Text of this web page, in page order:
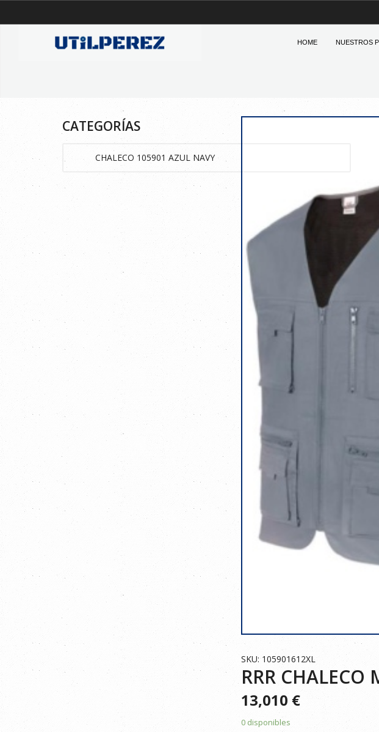
HOME NUESTROS
SKU: 105901612XL
RRR
13,010 €
0 disponibles
CATEGORÍAS